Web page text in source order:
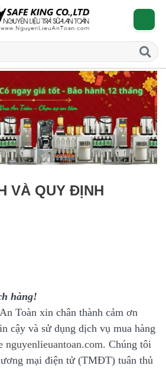
VÀ QUY ĐỊNH
hàng!
Toàn xin chân thành cảm ơn
cậy và sử dụng dịch vụ mua hàng
nguyenlieuantoan.com. Chúng tôi
mại điện tử (TMĐT) tuân thủ